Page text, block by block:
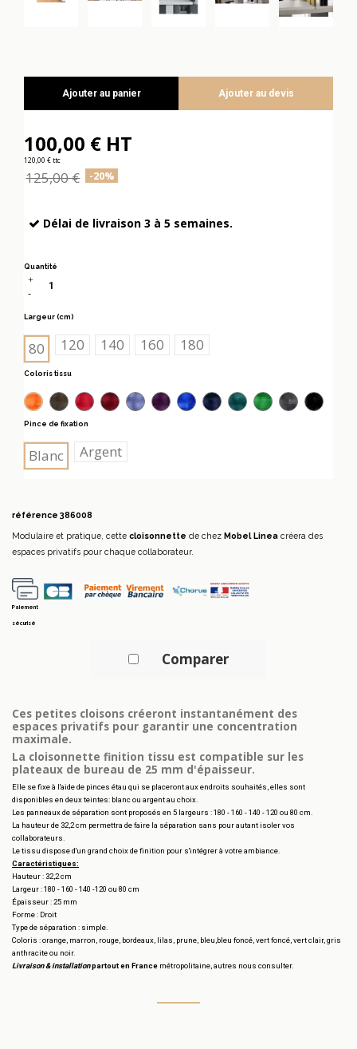
Ajouter au panier Ajouter au devis
100,00 € HT
120,00 € ttc
125,00 € -20%
Délai de livraison 3 à 5 semaines.
Largeur (cm)
80 120 140 160 180
Coloris tissu
Orange a308
Marron A430
Rouge A 300
Bordeaux
Lilas A261
Prune A760
Bleu A229
Bleu A200
Vert A529
Vert A515
GrisNoir A
Pince de fixation
Blanc Argent
Quantité
référence 386008
Modulaire et pratique, cette cloisonnette de chez Mobel Linea créera des
espaces privatifs pour chaque collaborateur.
Paiement
sécurisé
Comparer
Ces petites cloisons créeront instantanément des
espaces privatifs pour garantir une concentration
maximale.
La cloisonnette finition tissu est compatible sur les
plateaux de bureau de 25 mm d'épaisseur.
Elle se fixe à l'aide de pinces étau qui se placeront aux endroits souhaités, elles sont
disponibles en deux teintes: blanc ou argent au choix.
Les panneaux de séparation sont proposés en 5 largeurs : 180 - 160 - 140 - 120 ou 80 cm.
La hauteur de 32,2 cm permettra de faire la séparation sans pour autant isoler vos
collaborateurs.
Le tissu dispose d'un grand choix de finition pour s'intégrer à votre ambiance.
Caractéristiques:
Hauteur : 32,2 cm
Largeur : 180 - 160 - 140 -120 ou 80 cm
Épaisseur : 25 mm
Forme : Droit
Type de séparation : simple.
Coloris : orange, marron, rouge, bordeaux, lilas, prune, bleu,bleu foncé, vert foncé, vert clair, gris
anthracite ou noir.
Livraison & installationpartout en France métropolitaine, autres nous consulter.